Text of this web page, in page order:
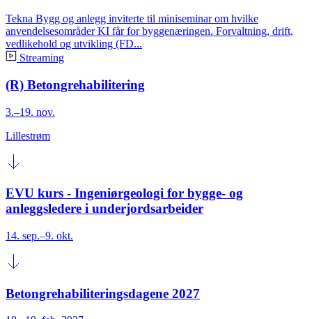
Tekna Bygg og anlegg inviterte til miniseminar om hvilke
anvendelsesområder KI får for byggenæringen. Forvaltning, drift,
vedlikehold og utvikling (FD...
Streaming
(R) Betongrehabilitering
3.–19. nov.
Lillestrøm
EVU kurs - Ingeniørgeologi for bygge- og
anleggsledere i underjordsarbeider
14. sep.–9. okt.
Betongrehabiliteringsdagene 2027